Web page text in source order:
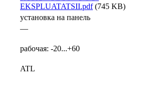
EKSPLUATATSII.pdf(745 KB)
установка на панель
—
рабочая: -20...+60
ATL